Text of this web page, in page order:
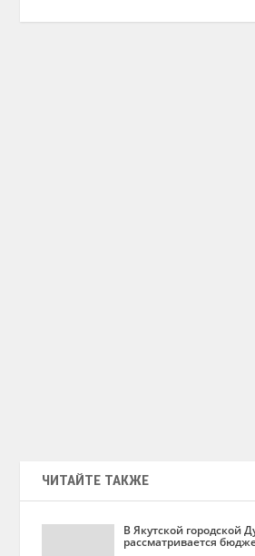
ЧИТАЙТЕ ТАКЖЕ
В Якутской городской
рассматривается